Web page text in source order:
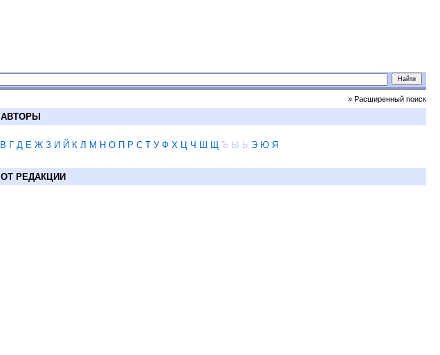
» Расширенный поиск
АВТОРЫ
В Г Д Е Ж З И Й К Л М Н О П Р С Т У Ф Х Ц Ч Ш Щ Ъ Ы Ь Э Ю Я
ОТ РЕДАКЦИИ